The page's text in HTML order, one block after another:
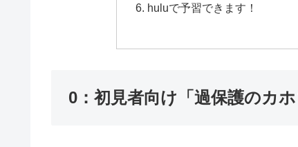
huluで予習できます！
0：初見者向け「過保護のカ